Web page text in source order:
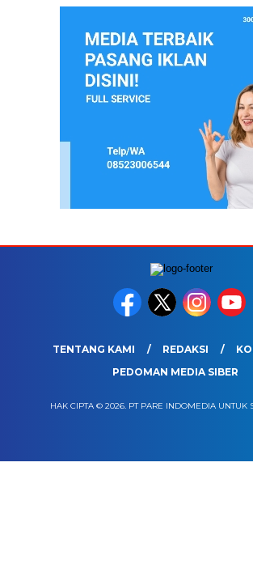
TENTANG KAMI REDAKSI
PEDOMAN MEDIA SIBER
HAK CIPTA © 2026. PT PARE INDOMEDIA UNTUK